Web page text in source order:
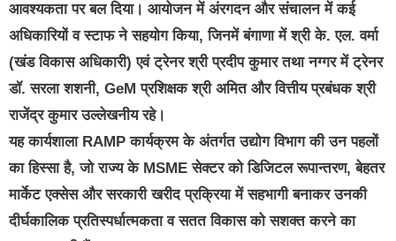
आवश्यकता पर बल दिया। आयोजन में अंरगदन और संचालन में कई
अधिकारियों व स्टाफ ने सहयोग किया, जिनमें बंगाणा में श्री के. एल. वर्मा
(खंड विकास अधिकारी) एवं ट्रेनर श्री प्रदीप कुमार तथा नग्गर में ट्रेनर
डॉ. सरला शशनी, GeM प्रशिक्षक श्री अमित और वित्तीय प्रबंधक श्री
राजेंद्र कुमार उल्लेखनीय रहे।
यह कार्यशाला RAMP कार्यक्रम के अंतर्गत उद्योग विभाग की उन पहलों
का हिस्सा है, जो राज्य के MSME सेक्टर को डिजिटल रूपान्तरण, बेहतर
मार्केट एक्सेस और सरकारी खरीद प्रक्रिया में सहभागी बनाकर उनकी
दीर्घकालिक प्रतिस्पर्धात्मकता व सतत विकास को सशक्त करने का